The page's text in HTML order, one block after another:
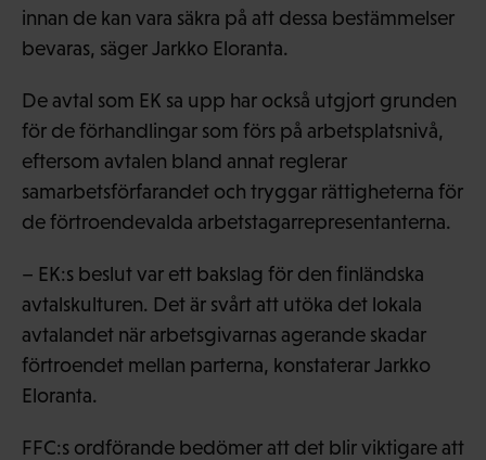
innan de kan vara säkra på att dessa bestämmelser
bevaras, säger Jarkko Eloranta.
De avtal som EK sa upp har också utgjort grunden
för de förhandlingar som förs på arbetsplatsnivå,
eftersom avtalen bland annat reglerar
samarbetsförfarandet och tryggar rättigheterna för
de förtroendevalda arbetstagarrepresentanterna.
– EK:s beslut var ett bakslag för den finländska
avtalskulturen. Det är svårt att utöka det lokala
avtalandet när arbetsgivarnas agerande skadar
förtroendet mellan parterna, konstaterar Jarkko
Eloranta.
FFC:s ordförande bedömer att det blir viktigare att